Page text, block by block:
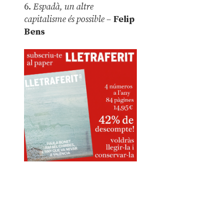
6.Espadà, un altre
capitalisme és possible – Felip
Bens